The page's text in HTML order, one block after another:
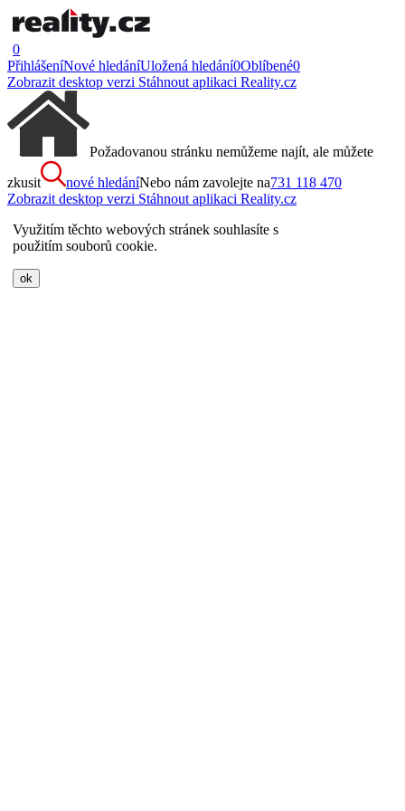
0
PřihlášeníNové hledáníUložená hledání0Oblíbené0
Zobrazit desktop verzi Stáhnout aplikaci Reality.cz
Požadovanou stránku nemůžeme najít, ale můžete
zkusit
nové hledáníNebo nám zavolejte na731 118 470
Zobrazit desktop verzi Stáhnout aplikaci Reality.cz
Využitím těchto webových stránek souhlasíte s
použitím souborů cookie.
ok